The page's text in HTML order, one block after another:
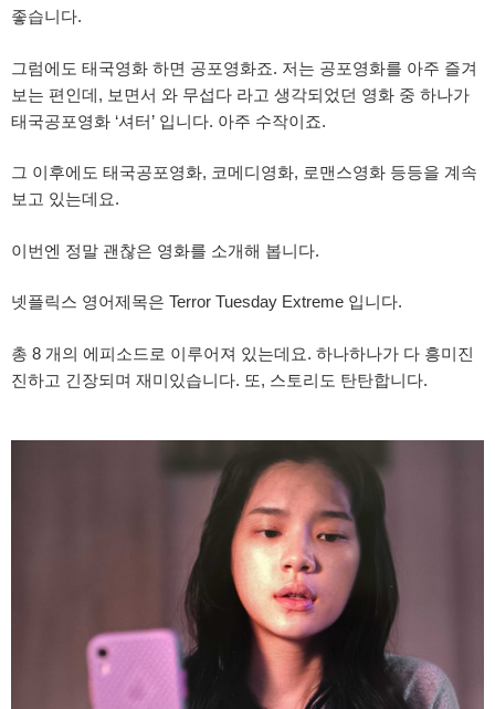
좋습니다.
그럼에도 태국영화 하면 공포영화죠. 저는 공포영화를 아주 즐겨
보는 편인데, 보면서 와 무섭다 라고 생각되었던 영화 중 하나가
태국공포영화 ‘셔터’ 입니다. 아주 수작이죠.
그 이후에도 태국공포영화, 코메디영화, 로맨스영화 등등을 계속
보고 있는데요.
이번엔 정말 괜찮은 영화를 소개해 봅니다.
넷플릭스 영어제목은 Terror Tuesday Extreme 입니다.
총 8 개의 에피소드로 이루어져 있는데요. 하나하나가 다 흥미진
진하고 긴장되며 재미있습니다. 또, 스토리도 탄탄합니다.